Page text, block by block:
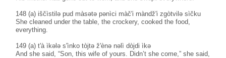
148 (a) iščìstilə pud màsətə pənìci màč'i màndž'i zgòtvilə sìčku
She cleaned under the table, the crockery, cooked the food,
everything.
149 (a) t'à ìkələ s'ìnko tòjtə ž'ènə nəlì dòjdi ìkə
And she said, “Son, this wife of yours. Didn’t she come,” she said,